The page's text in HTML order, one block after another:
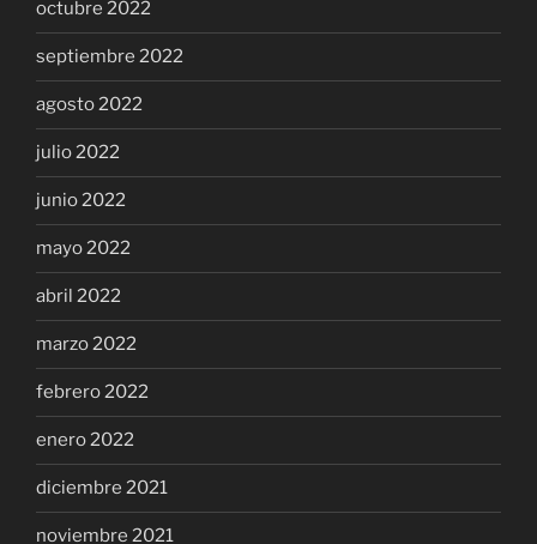
octubre 2022
septiembre 2022
agosto 2022
julio 2022
junio 2022
mayo 2022
abril 2022
marzo 2022
febrero 2022
enero 2022
diciembre 2021
noviembre 2021